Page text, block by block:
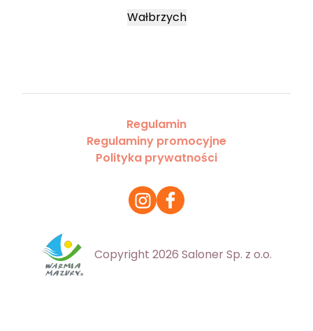
Wałbrzych
Regulamin
Regulaminy promocyjne
Polityka prywatności
Copyright 2026 Saloner Sp. z o.o.